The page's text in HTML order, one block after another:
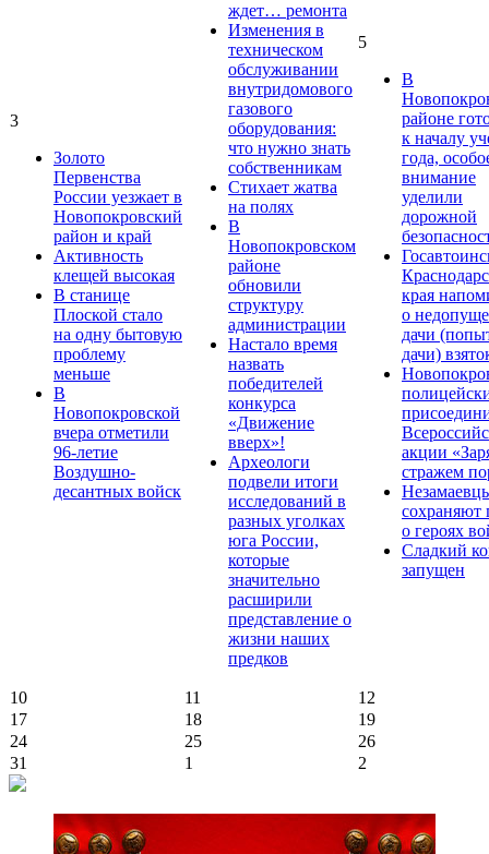
3
Золото
Первенства
России уезжает в
Новопокровский
район и край
Активность
клещей высокая
В станице
Плоской стало
на одну бытовую
проблему
меньше
В
Новопокровской
вчера отметили
96-летие
Воздушно-
десантных войск
ждет… ремонта
Изменения в
техническом
обслуживании
внутридомового
газового
оборудования:
что нужно знать
собственникам
Стихает жатва
на полях
В
Новопокровском
районе
обновили
структуру
администрации
Настало время
назвать
победителей
конкурса
«Движение
вверх»!
Археологи
подвели итоги
исследований в
разных уголках
юга России,
которые
значительно
расширили
представление о
жизни наших
предков
5
В
районе
к началу
года,
внимание
уделили
дорожной
края
о
дачи
дачи)
акции
стражем
сохраняют
о героях
Сладкий
запущен
10 11
12
17
18
19
24
25
26
31
1 2